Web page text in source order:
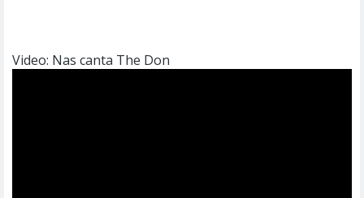
Video: Nas canta The Don